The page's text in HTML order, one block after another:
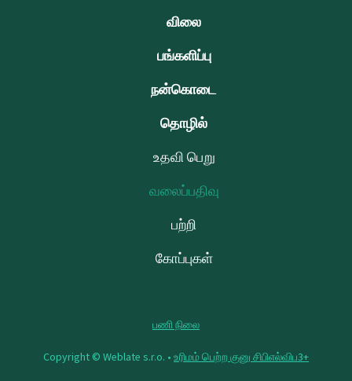
விலை
பங்களிப்பு
நன்கொடை
தொழில்
உதவி பெறு
வலைப்பதிவு
பற்றி
கோப்புகள்
பணி நிலை
Copyright © Weblate s.r.o. • உரிமம் பெற்ற குனு சிபிஎல்விப3+